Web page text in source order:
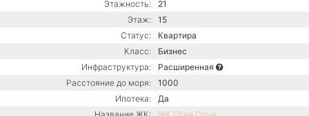
Этажность:
21
Этаж:
15
Статус:
Квартира
Класс:
Бизнес
Инфраструктура:
Расширенная
Расстояние до моря:
1000
Ипотека:
Да